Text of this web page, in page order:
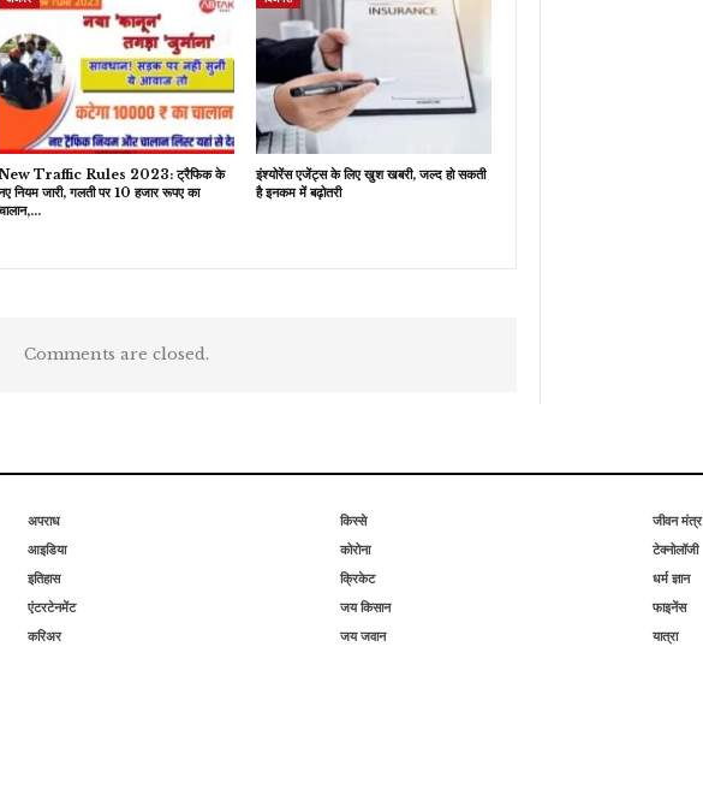
New Traffic Rules 2023: ट्रैफिक के
नियम जारी, गलती पर 10 हजार रूपए का
इंश्योरेंस एजेंट्स के लिए खुश खबरी, जल्द हो सकती
है इनकम में बढ़ोतरी
Comments are closed.
अपराध
आइडिया
इतिहास
एंटरटेनमेंट
करिअर
किस्से
कोरोना
क्रिकेट
जय किसान
जय जवान
जीवन मंत्र
टेक्नोलॉजी
धर्म ज्ञान
फाइनेंस
यात्रा